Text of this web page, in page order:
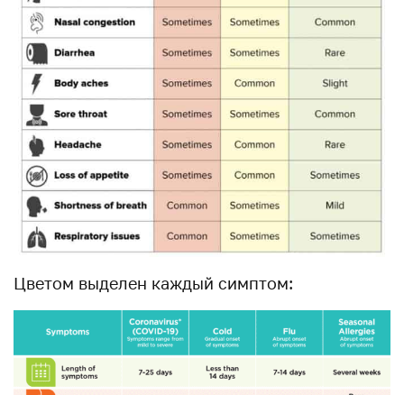
Цветом выделен каждый симптом: